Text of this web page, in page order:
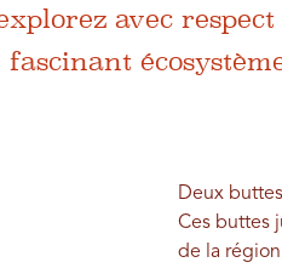
avec
Deux
Ces buttes
de la